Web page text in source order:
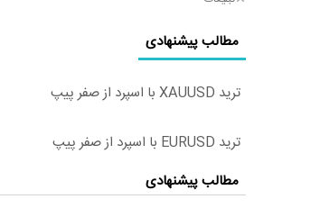
مطالب پیشنهادی
ترید XAUUSD با اسپرد از صفر پیپ
ترید EURUSD با اسپرد از صفر پیپ
مطالب پیشنهادی